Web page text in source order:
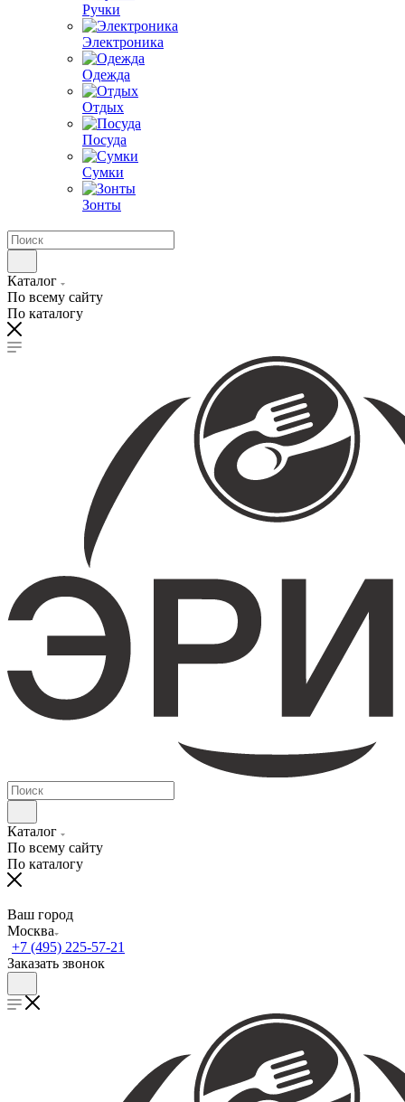
Ручки
Электроника
Одежда
Отдых
Посуда
Сумки
Зонты
Каталог
По всему сайту
По каталогу
Каталог
По всему сайту
По каталогу
Ваш город
Москва
+7 (495) 225-57-21
Заказать звонок